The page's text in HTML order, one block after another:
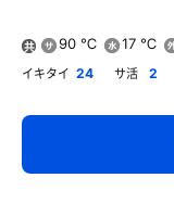
共
90 ℃ 17 ℃
イキタイ 24 サ活 2